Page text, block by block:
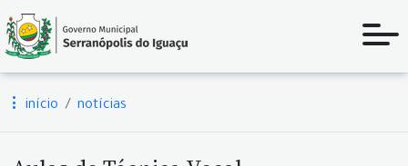
início notícias